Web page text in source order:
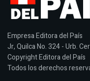
Empresa Editora del País
Jr, Quilca No. 324 - Urb.
Copyright Editora del País
Todos los derechos